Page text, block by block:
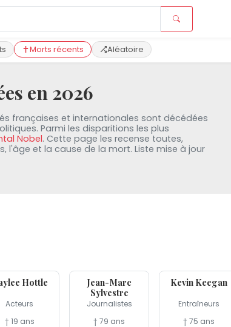
Morts récents Aléatoire
en 2026
françaises et internationales sont décédées
Parmi les disparitions les plus
Nobel. Cette page les recense toutes,
l'âge et la cause de la mort. Liste mise à jour
Hottle
Acteurs
† 19 ans
Jean-Marc
Sylvestre
Journalistes
† 79 ans
Kevin Keegan
Entraîneurs
† 75 ans